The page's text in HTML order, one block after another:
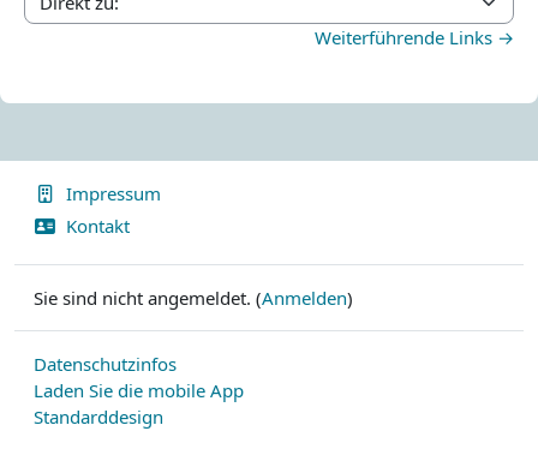
Direkt zu:
Weiterführende Links →
Impressum
Kontakt
Sie sind nicht angemeldet. (Anmelden)
Datenschutzinfos
Laden Sie die mobile App
Standarddesign